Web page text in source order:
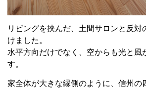
リビングを挟んだ、土間サロンと反対
けました。
水平方向だけでなく、空からも光と風
す。
家全体が大きな縁側のように、信州の